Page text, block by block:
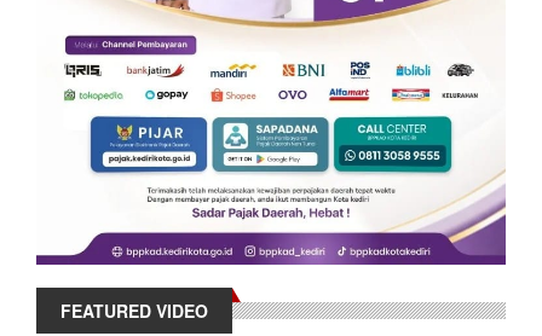
FEATURED VIDEO